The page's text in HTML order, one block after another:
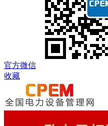
官方微信
收藏